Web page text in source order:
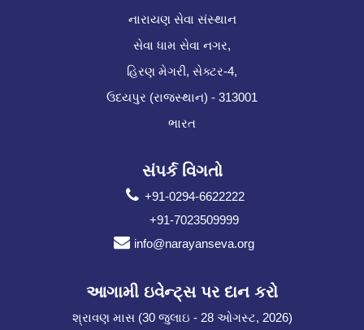
નારાયણ સેવા સંસ્થાન
સેવા ધામ સેવા નગર,
હિરણ મેગરી, સેક્ટર-4,
ઉદયપુર (રાજસ્થાન) - 313001
ભારત
સંપર્ક વિગતો
+91-0294-6622222
+91-7023509999
info@narayanseva.org
આગામી ઇવેન્ટ્સ પર દાન કરો
શ્રાવણ માસ (30 જુલાઇ - 28 ઓગસ્ટ, 2026)